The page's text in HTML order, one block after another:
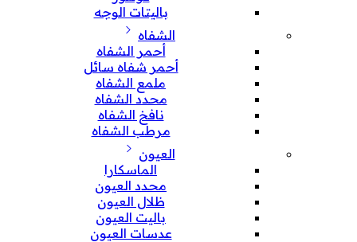
باليتات الوجه
الشفاه
أحمر الشفاه
أحمر شفاه سائل
ملمع الشفاه
محدد الشفاه
نافخ الشفاه
مرطب الشفاه
العيون
الماسكارا
محدد العيون
ظلال العيون
باليت العيون
عدسات العيون